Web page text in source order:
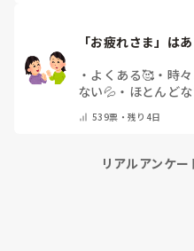
「お疲れさま」は
・ よくある🥰 ・ 時
ない💦 ・ ほとんど
539票・残り4日
リアルアンケ